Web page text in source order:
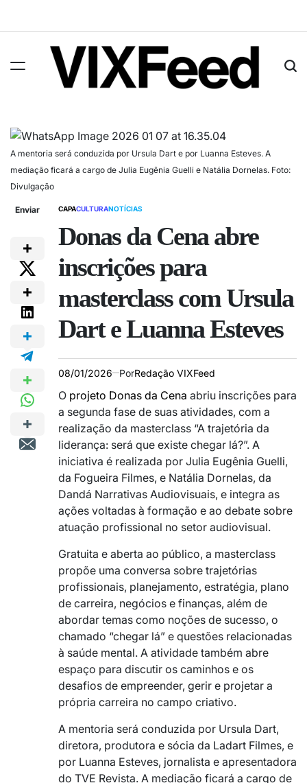
A mentoria será conduzida por Ursula Dart e por Luanna Esteves. A
mediação ficará a cargo de Julia Eugênia Guelli e Natália Dornelas. Foto:
Divulgação
Enviar CAPACULTURANOTÍCIAS
Donas da Cena abre
inscrições para
masterclass com Ursula
Dart e Luanna Esteves
08/01/2026 PorRedação VIXFeed
O projeto Donas da Cena abriu inscrições para
a segunda fase de suas atividades, com a
realização da masterclass “A trajetória da
liderança: será que existe chegar lá?”. A
iniciativa é realizada por Julia Eugênia Guelli,
da Fogueira Filmes, e Natália Dornelas, da
Dandá Narrativas Audiovisuais, e integra as
ações voltadas à formação e ao debate sobre
atuação profissional no setor audiovisual.
Gratuita e aberta ao público, a masterclass
propõe uma conversa sobre trajetórias
profissionais, planejamento, estratégia, plano
de carreira, negócios e finanças, além de
abordar temas como noções de sucesso, o
chamado “chegar lá” e questões relacionadas
à saúde mental. A atividade também abre
espaço para discutir os caminhos e os
desafios de empreender, gerir e projetar a
própria carreira no campo criativo.
A mentoria será conduzida por Ursula Dart,
diretora, produtora e sócia da Ladart Filmes, e
por Luanna Esteves, jornalista e apresentadora
do TVE Revista. A mediação ficará a cargo de